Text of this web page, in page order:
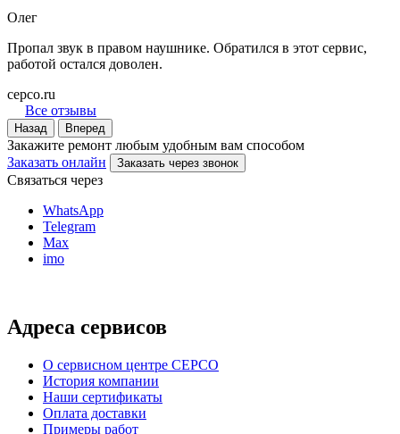
Олег
Пропал звук в правом наушнике. Обратился в этот сервис,
работой остался доволен.
cepco.ru
Все отзывы
Назад Вперед
Закажите ремонт любым удобным вам способом
Заказать онлайн
Заказать через звонок
Связаться через
WhatsApp
Telegram
Max
imo
Адреса сервисов
О сервисном центре СЕРСО
История компании
Наши сертификаты
Оплата доставки
Примеры работ